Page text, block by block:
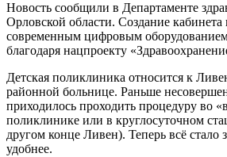
Новость сообщили в Департаменте
Орловской области. Создание
современным цифровым
благодаря нацпроекту
Детская поликлиника относится к
районной больнице. Раньше
приходилось проходить процедуру во
поликлинике или в круглосуточном
другом конце Ливен). Теперь всё стало
удобнее.